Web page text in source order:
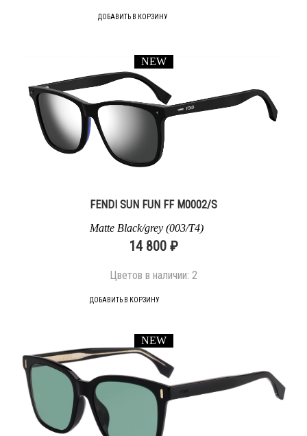
ДОБАВИТЬ В КОРЗИНУ
FENDI SUN FUN FF M0002/S
Matte Black/grey (003/T4)
14 800 ₽
Цветов в наличии: 2
ДОБАВИТЬ В КОРЗИНУ
NEW
NEW